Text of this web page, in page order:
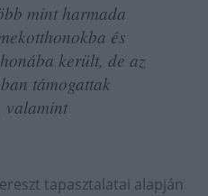
mint harmada
és
került, de az
támogattak
valamint
tapasztalatai alapján